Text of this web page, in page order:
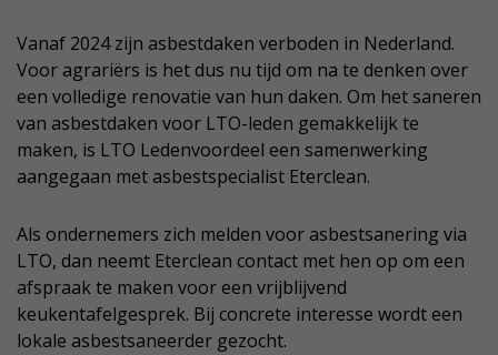
Vanaf 2024 zijn asbestdaken verboden in Nederland.
Voor agrariërs is het dus nu tijd om na te denken over
een volledige renovatie van hun daken. Om het saneren
van asbestdaken voor LTO-leden gemakkelijk te
maken, is LTO Ledenvoordeel een samenwerking
aangegaan met asbestspecialist Eterclean.
Als ondernemers zich melden voor asbestsanering via
LTO, dan neemt Eterclean contact met hen op om een
afspraak te maken voor een vrijblijvend
keukentafelgesprek. Bij concrete interesse wordt een
lokale asbestsaneerder gezocht.